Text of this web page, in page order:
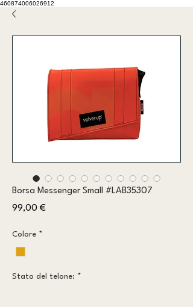
460874006026912
Borsa Messenger Small #LAB35307
99,00 €Prezzo
Colore *
Stato del telone: *